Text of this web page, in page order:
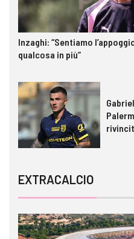
Inzaghi: “Sentiamo
qualcosa in più”
EXTRACALCIO